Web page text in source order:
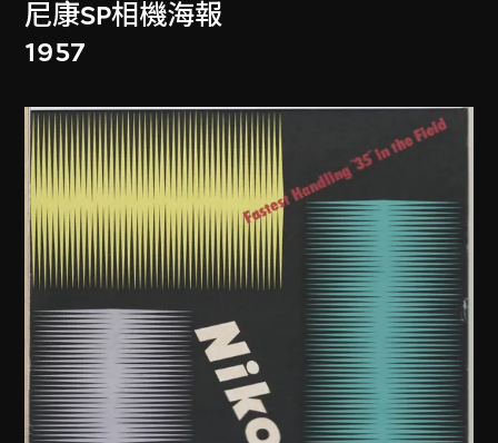
尼康SP相機海報
1957